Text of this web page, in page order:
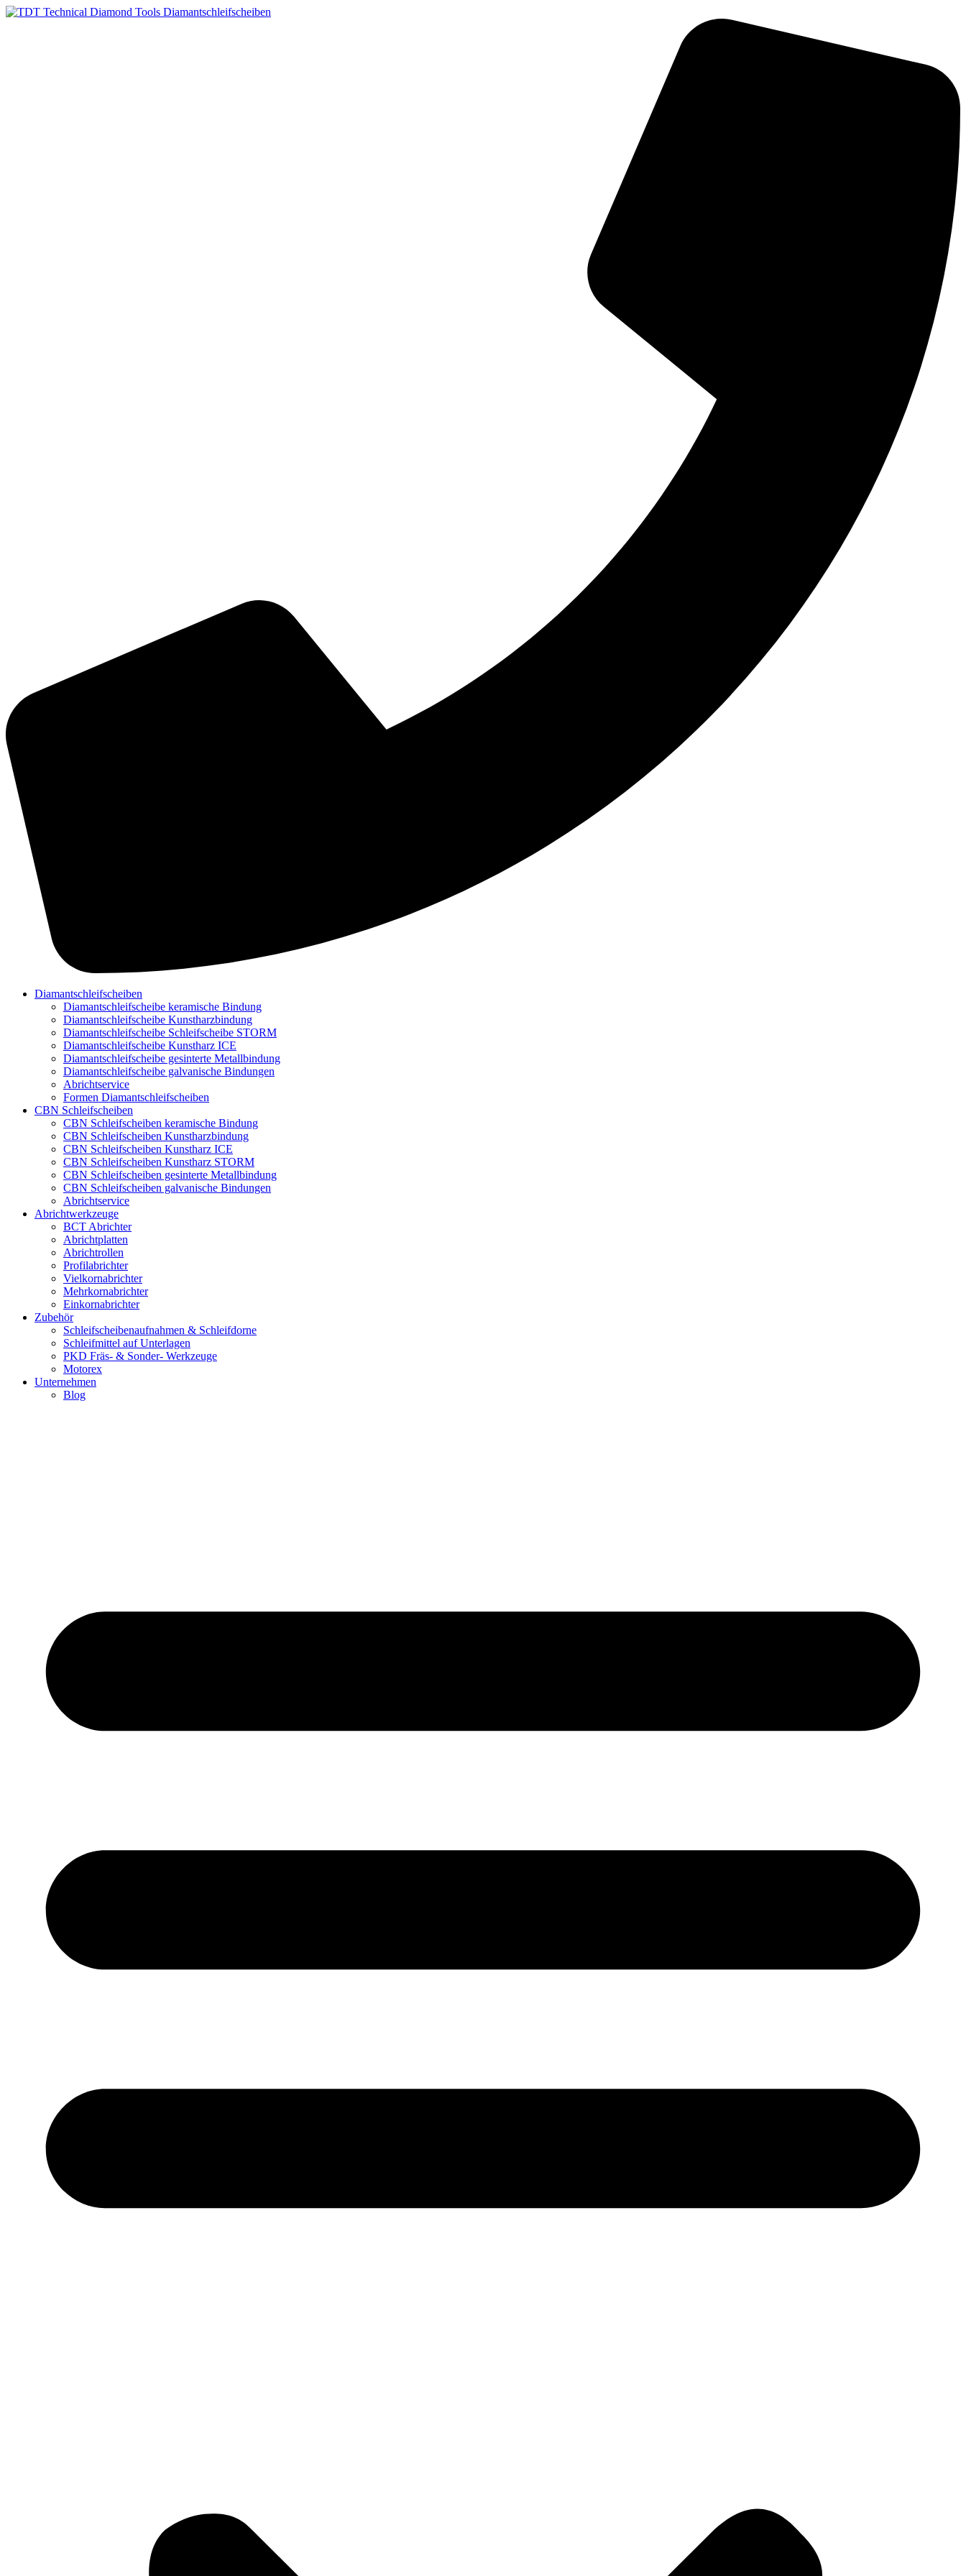
Diamantschleifscheiben
Diamantschleifscheibe keramische Bindung
Diamantschleifscheibe Kunstharzbindung
Diamantschleifscheibe Schleifscheibe STORM
Diamantschleifscheibe Kunstharz ICE
Diamantschleifscheibe gesinterte Metallbindung
Diamantschleifscheibe galvanische Bindungen
Abrichtservice
Formen Diamantschleifscheiben
CBN Schleifscheiben
CBN Schleifscheiben keramische Bindung
CBN Schleifscheiben Kunstharzbindung
CBN Schleifscheiben Kunstharz ICE
CBN Schleifscheiben Kunstharz STORM
CBN Schleifscheiben gesinterte Metallbindung
CBN Schleifscheiben galvanische Bindungen
Abrichtservice
Abrichtwerkzeuge
BCT Abrichter
Abrichtplatten
Abrichtrollen
Profilabrichter
Vielkornabrichter
Mehrkornabrichter
Einkornabrichter
Zubehör
Schleifscheibenaufnahmen & Schleifdorne
Schleifmittel auf Unterlagen
PKD Fräs- & Sonder- Werkzeuge
Motorex
Unternehmen
Blog